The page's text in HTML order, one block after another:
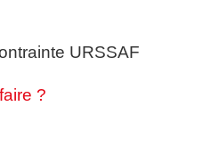
URSSAF
?